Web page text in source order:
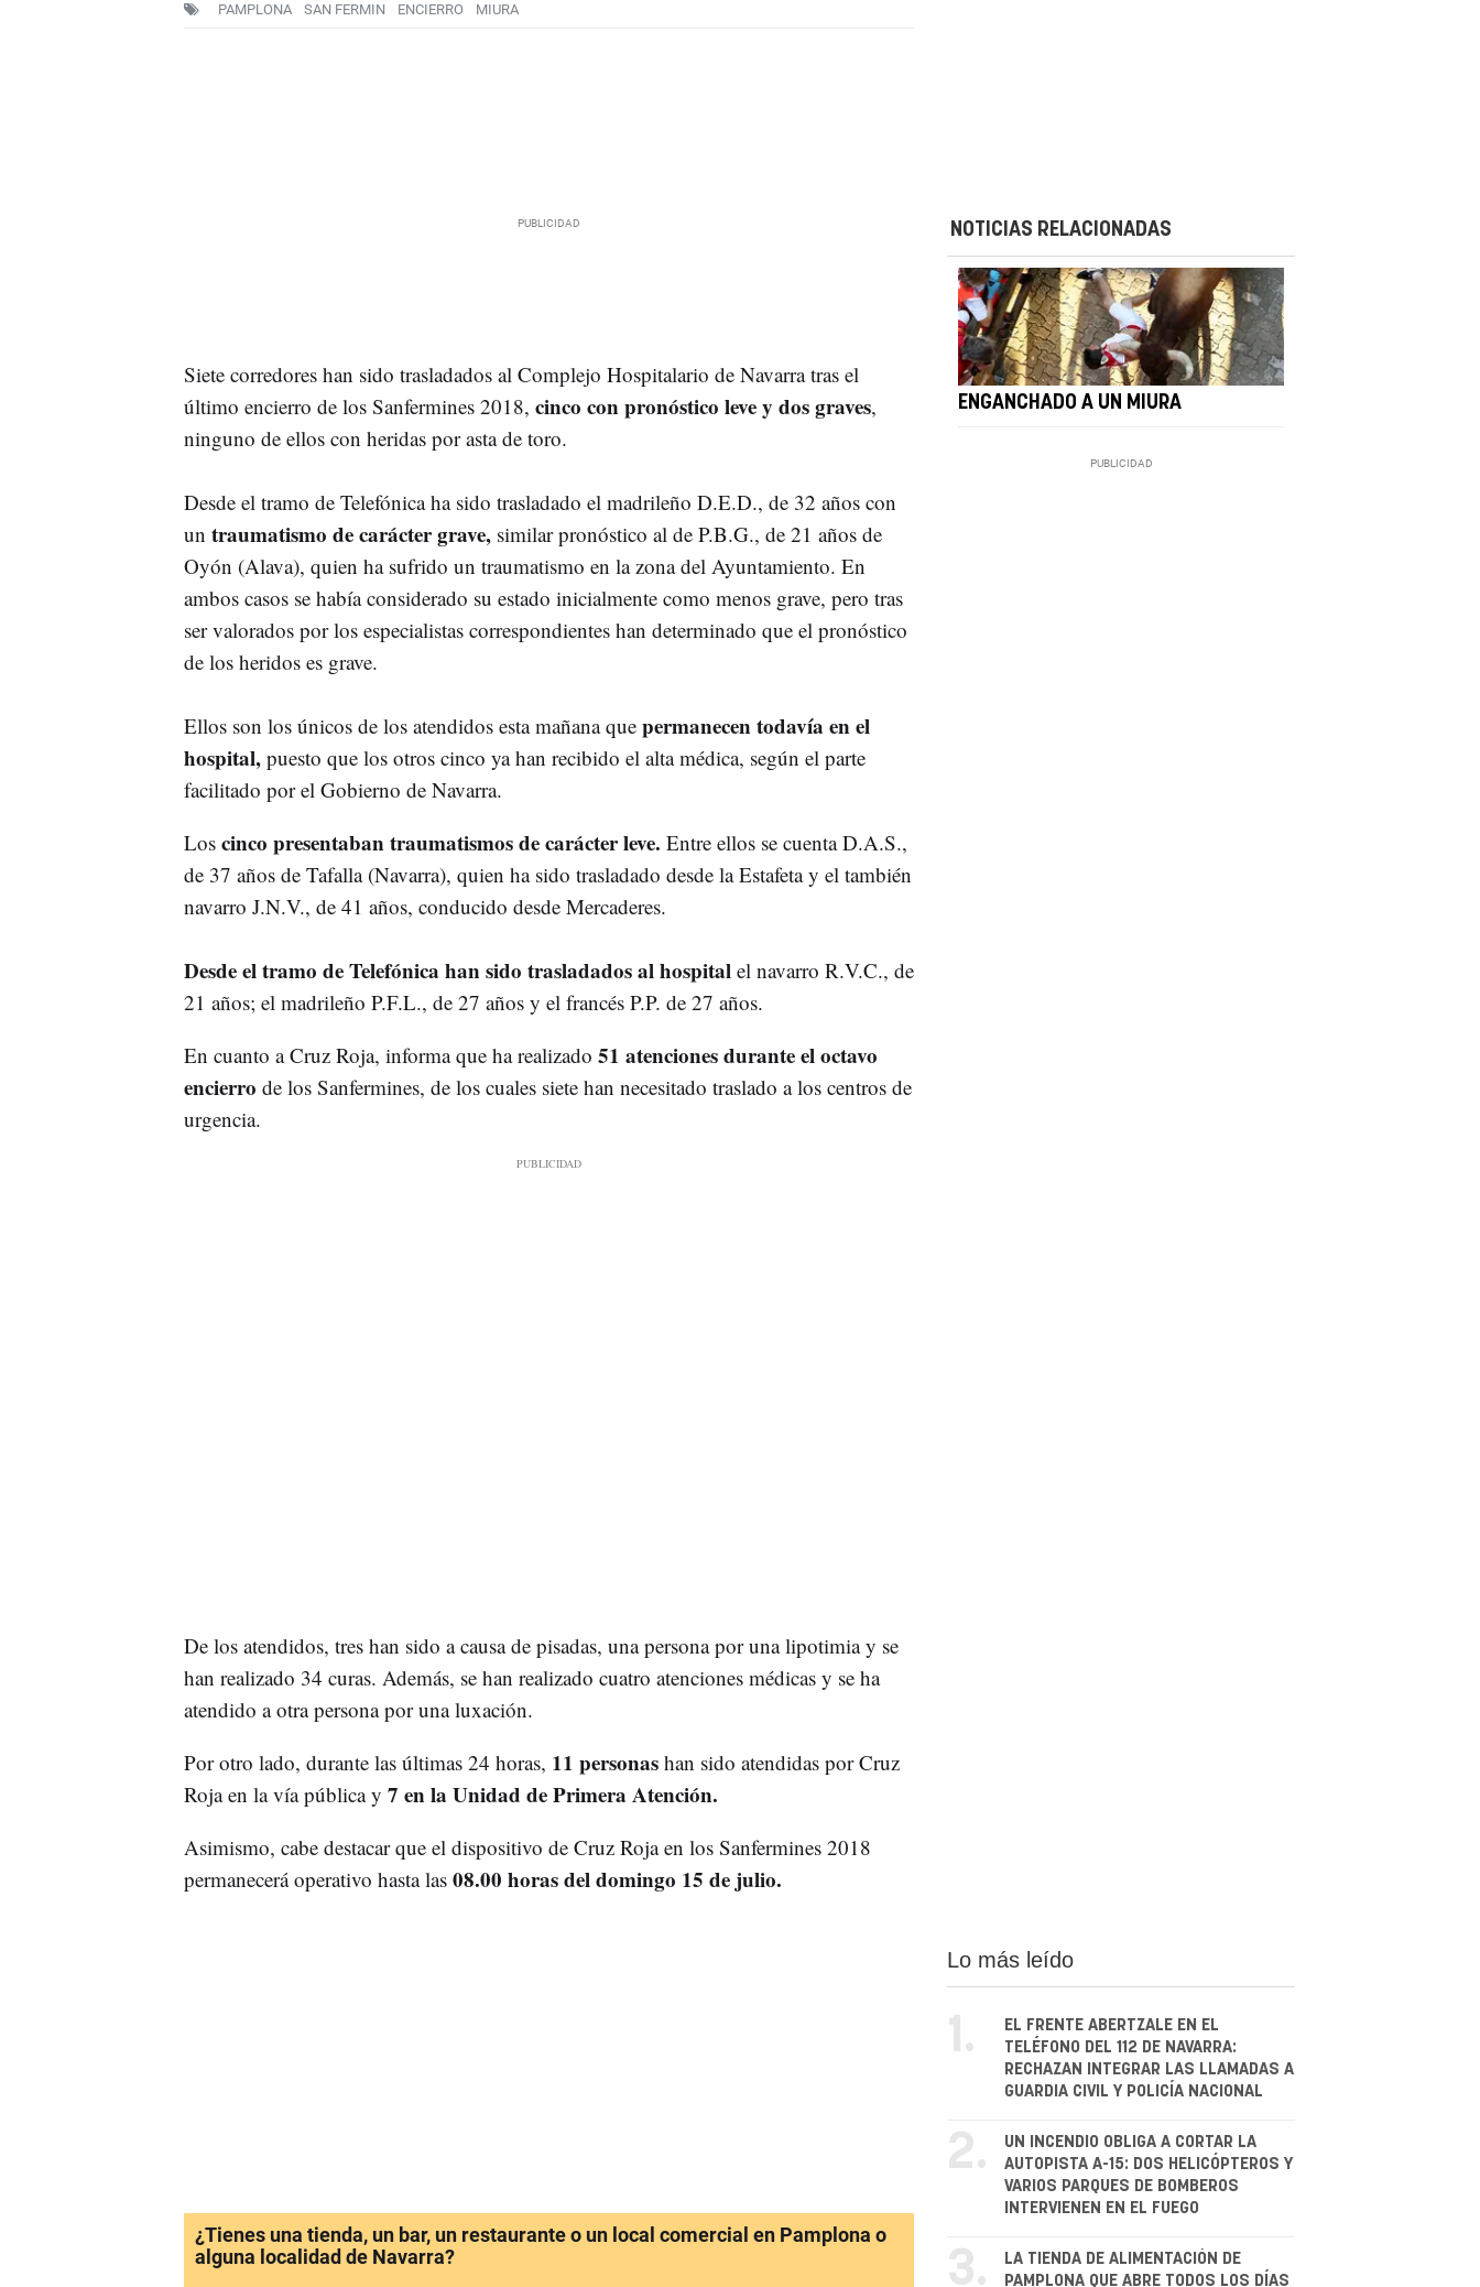
PAMPLONA SAN FERMIN ENCIERRO MIURA
Siete corredores han sido trasladados al Complejo Hospitalario de Navarra tras el
último encierro de los Sanfermines 2018, cinco con pronóstico leve y dos graves,
ninguno de ellos con heridas por asta de toro.
Desde el tramo de Telefónica ha sido trasladado el madrileño D.E.D., de 32 años con
un traumatismo de carácter grave,similar pronóstico al de P.B.G., de 21 años de
Oyón (Alava), quien ha sufrido un traumatismo en la zona del Ayuntamiento. En
ambos casos se había considerado su estado inicialmente como menos grave, pero tras
ser valorados por los especialistas correspondientes han determinado que el pronóstico
de los heridos es grave.
Ellos son los únicos de los atendidos esta mañana que permanecen todavía en el
hospital, puesto que los otros cinco ya han recibido el alta médica, según el parte
facilitado por el Gobierno de Navarra.
Los cinco presentaban traumatismos de carácter leve. Entre ellos se cuenta D.A.S.,
de 37 años de Tafalla (Navarra), quien ha sido trasladado desde la Estafeta y el también
navarro J.N.V., de 41 años, conducido desde Mercaderes.
Desde el tramo de Telefónica han sido trasladados al hospital el navarro R.V.C., de
21 años; el madrileño P.F.L., de 27 años y el francés P.P. de 27 años.
En cuanto a Cruz Roja, informa que ha realizado 51 atenciones durante el octavo
encierro de los Sanfermines, de los cuales siete han necesitado traslado a los centros de
urgencia.
De los atendidos, tres han sido a causa de pisadas, una persona por una lipotimia y se
han realizado 34 curas. Además, se han realizado cuatro atenciones médicas y se ha
atendido a otra persona por una luxación.
Por otro lado, durante las últimas 24 horas, 11 personashan sido atendidas por Cruz
Roja en la vía pública y 7 en la Unidad de Primera Atención.
Asimismo, cabe destacar que el dispositivo de Cruz Roja en los Sanfermines 2018
permanecerá operativo hasta las08.00 horas del domingo 15 de julio.
NOTICIAS RELACIONADAS
ENGANCHADO A UN MIURA
¿Tienes una tienda, un bar, un restaurante o un local comercial en Pamplona o
alguna localidad de Navarra?
Lo más leído
1.
EL FRENTE ABERTZALE EN EL
TELÉFONO DEL 112 DE NAVARRA:
RECHAZAN INTEGRAR LAS LLAMADAS A
GUARDIA CIVIL Y POLICÍA NACIONAL
2.
UN INCENDIO OBLIGA A CORTAR LA
AUTOPISTA A-15: DOS HELICÓPTEROS Y
VARIOS PARQUES DE BOMBEROS
INTERVIENEN EN EL FUEGO
3.
LA TIENDA DE ALIMENTACIÓN DE
PAMPLONA QUE ABRE TODOS LOS DÍAS